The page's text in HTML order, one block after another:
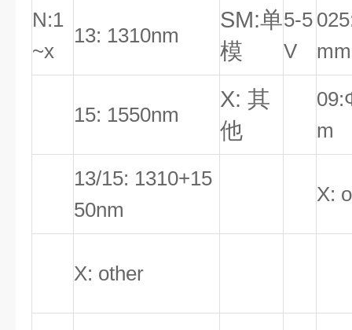
N:1
~x
13: 1310nm
SM:单
模
5-5
V
mm
15: 1550nm
X: 其
他
m
13/15: 1310+15
50nm
X:
X: other